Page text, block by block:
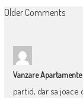
COMMENT
Older Comments
Vanzare Apartamente
partid, dar sa